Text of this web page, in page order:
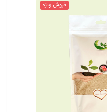
فروش ویژه